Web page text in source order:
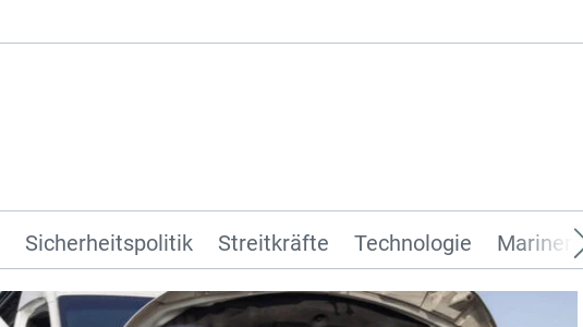
Sicherheitspolitik Streitkräfte Technologie Marinen